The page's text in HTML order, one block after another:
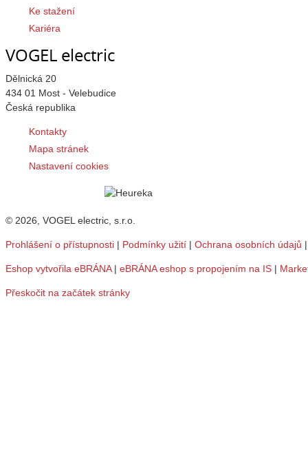
Ke stažení
Kariéra
VOGEL electric
Dělnická 20
434 01 Most - Velebudice
Česká republika
Kontakty
Mapa stránek
Nastavení cookies
© 2026, VOGEL electric, s.r.o.
Prohlášení o přístupnosti | Podmínky užití | Ochrana osobních údajů
Eshop vytvořila eBRÁNA| eBRÁNA eshop s propojením na IS |
Přeskočit na začátek stránky